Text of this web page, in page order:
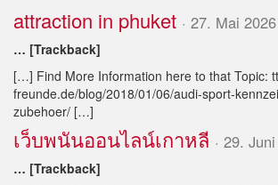
attraction in phuket · 27. Mai
… [Trackback]
[…] Find More Information here to that Topic:
freunde.de/blog/2018/01/06/audi-sport-
zubehoer/ […]
เว็บพนันออนไลน์เกาหลี · 29.
… [Trackback]